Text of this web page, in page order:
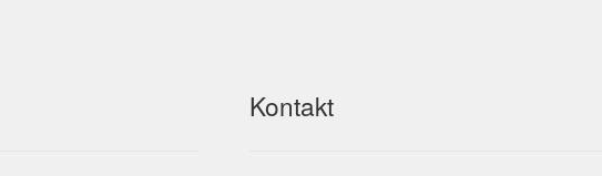
Kontakt